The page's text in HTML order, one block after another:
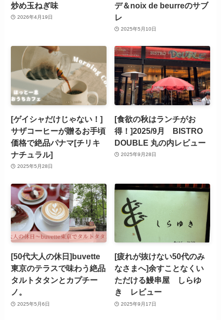
炒め玉ねぎ味
2026年4月19日
デ＆noix de beurreのサブ
レ
2025年5月10日
[ゲイシャだけじゃない！]
サザコーヒーが贈るお手頃
価格で絶品パナマ[チリキ
ナチュラル]
2025年5月28日
[食欲の秋はランチがお
得！]2025/9月 BISTRO
DOUBLE 丸の内レビュー
2025年9月28日
[50代大人の休日]buvette
東京のテラスで味わう絶品
タルトタタンとカプチー
ノ。
2025年5月6日
[疲れが抜けない50代のみ
なさまへ]余すことなくい
ただける鰻串屋 しらゆ
き レビュー
2025年9月17日